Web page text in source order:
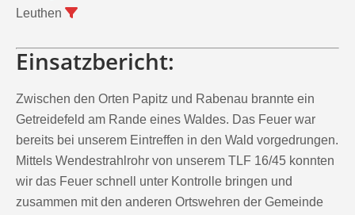
Leuthen
Einsatzbericht:
Zwischen den Orten Papitz und Rabenau brannte ein
Getreidefeld am Rande eines Waldes. Das Feuer war
bereits bei unserem Eintreffen in den Wald vorgedrungen.
Mittels Wendestrahlrohr von unserem TLF 16/45 konnten
wir das Feuer schnell unter Kontrolle bringen und
zusammen mit den anderen Ortswehren der Gemeinde